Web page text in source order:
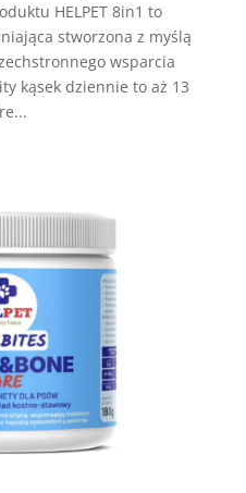
HELPET 8in1 to
stworzona z myślą
wsparcia
kąsek dziennie to aż 13